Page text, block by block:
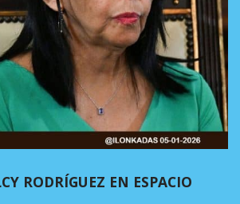
RODRÍGUEZ EN ESPACIO